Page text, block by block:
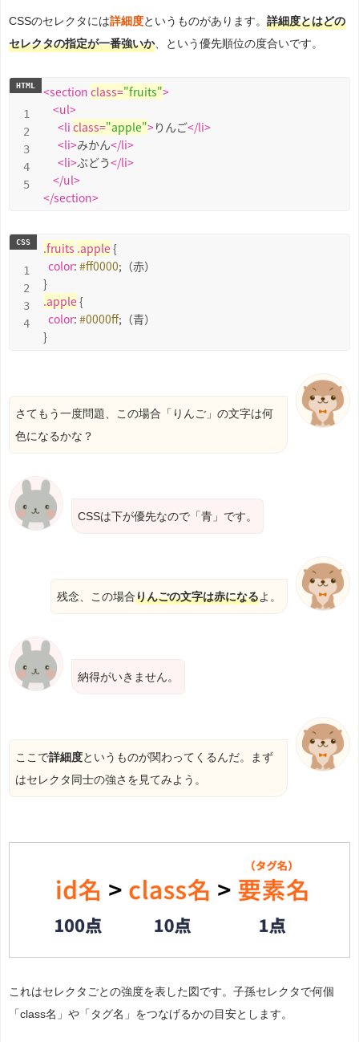
CSSのセレクタには詳細度というものがあります。 詳細度とはどの
セレクタの指定が一番強いか、という優先順位の度合いです。
<section class="fruits">
<ul>
<li class="apple">りんご</li>
<li>みかん</li>
<li>ぶどう</li>
</ul>
</section>
.fruits .apple {
color: #ff0000;（赤）
.apple {
color: #0000ff;（青）
}
さてもう一度問題、この場合「りんご」の文字は何
色になるかな？
CSSは下が優先なので「青」です。
残念、この場合りんごの文字は赤になるよ。
納得がいきません。
ここで詳細度というものが関わってくるんだ。まず
はセレクタ同士の強さを見てみよう。
これはセレクタごとの強度を表した図です。子孫セレクタで何個
「class名」や「タグ名」をつなげるかの目安とします。